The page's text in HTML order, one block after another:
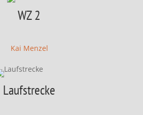
WZ 2
Kai Menzel
Laufstrecke